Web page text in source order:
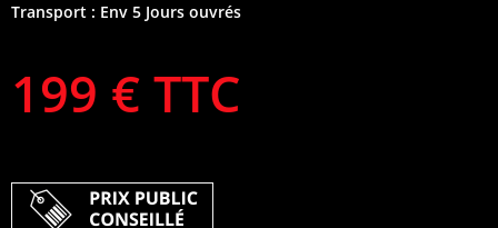
Transport : Env 5 Jours ouvrés
199 € TTC